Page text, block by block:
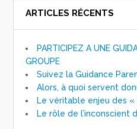
ARTICLES RÉCENTS
PARTICIPEZ A UNE
GROUPE
Suivez la Guidance
Alors, à quoi servent
Le véritable enjeu des «
Le rôle de l’inconscient